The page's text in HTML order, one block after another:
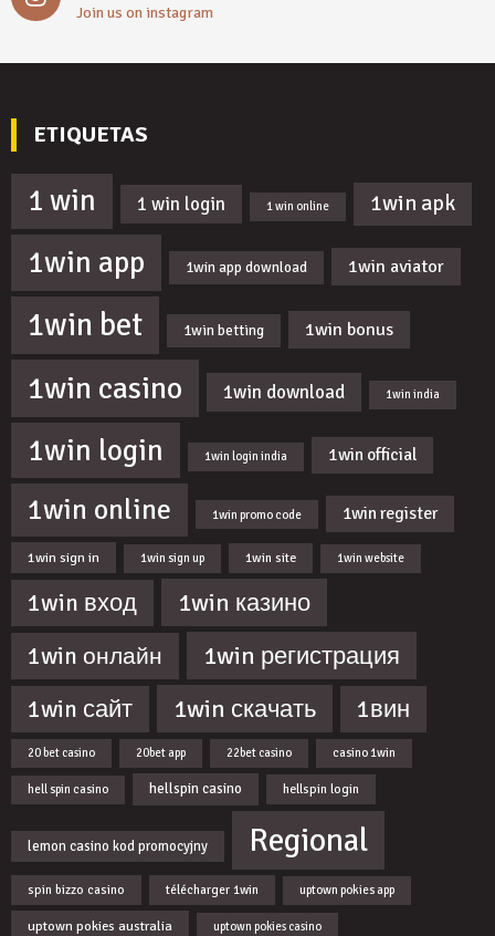
Join us on instagram
ETIQUETAS
1 win 1 win login 1 win online 1win apk
1win app 1win app download 1win aviator
1win bet 1win betting 1win bonus
1win casino 1win download 1win india
1win login 1win login india 1win official
1win online 1win promo code 1win register
1win sign in 1win sign up 1win site 1win website
1win вход 1win казино
1win онлайн 1win регистрация
1win сайт 1win скачать 1вин
20 bet casino 20bet app 22bet casino casino 1win
hell spin casino hellspin casino hellspin login
lemon casino kod promocyjny Regional
spin bizzo casino télécharger 1win uptown pokies app
uptown pokies australia uptown pokies casino